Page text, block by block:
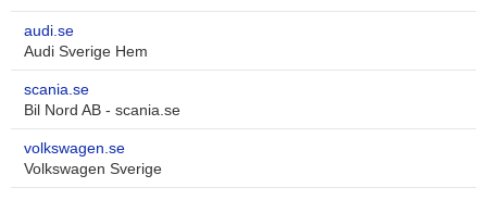
audi.se
Audi Sverige Hem
scania.se
Bil Nord AB - scania.se
volkswagen.se
Volkswagen Sverige